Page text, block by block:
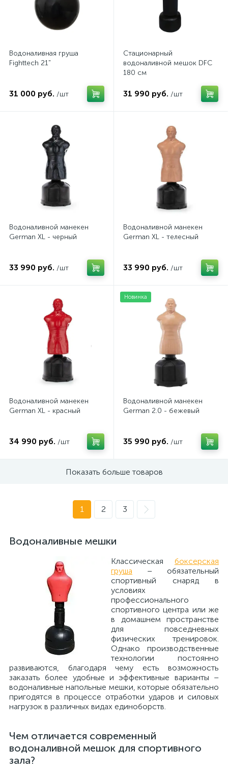
Водоналивная груша
Fighttech 21"
31 000 руб. /шт
Стационарный
водоналивной мешок DFC
180 см
31 990 руб. /шт
Водоналивной манекен
German XL - черный
33 990 руб. /шт
Водоналивной манекен
German XL - телесный
33 990 руб. /шт
Водоналивной манекен
German XL - красный
34 990 руб. /шт
Новинка
Водоналивной манекен
German 2.0 - бежевый
35 990 руб. /шт
Показать больше товаров
1 2 3
Водоналивные мешки
Классическая боксерская
груша – обязательный
спортивный снаряд в
условиях
профессионального
спортивного центра или же
в домашнем пространстве
для повседневных
физических тренировок.
Однако производственные
технологии постоянно
развиваются, благодаря чему есть возможность
заказать более удобные и эффективные варианты –
водоналивные напольные мешки, которые обязательно
пригодятся в процессе отработки ударов и силовых
нагрузок в различных видах единоборств.
Чем отличается современный
водоналивной мешок для спортивного
зала?